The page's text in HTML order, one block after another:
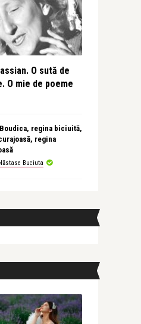
O sută de
O mie de poeme
regina biciuită,
regina
Buciuta